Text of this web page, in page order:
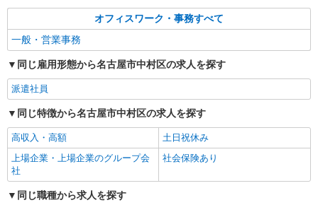
＋残業20時間の場合）
線・近鉄・あおなみ線も便利♪
キープ 詳細を見る
派遣社員
パーソルテンプスタッフ株式会社 名古屋コーディネートセンタ
ー/26-0579158
［週1日は在宅勤務OK♪］電話対応なし！コツ
時給1500円 【月収例】時給1500円×7時間40分
×21日＝241,605円＋残業代
オフィスワーク・事務すべて
一般・営業事務
同じ雇用形態から名古屋市中村区の求人を探す
派遣社員
同じ特徴から名古屋市中村区の求人を探す
高収入・高額
土日祝休み
上場企業・上場企業のグループ会
社
社会保険あり
同じ職種から求人を探す